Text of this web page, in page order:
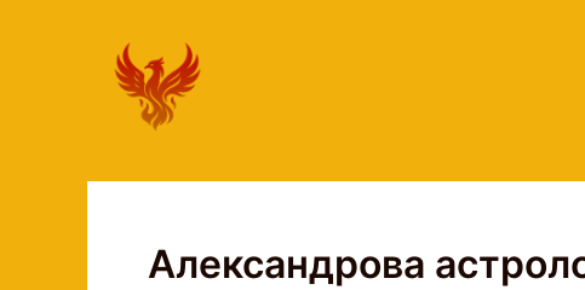
Александрова